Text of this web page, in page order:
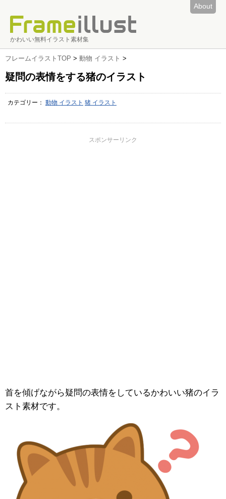
About
かわいい無料イラスト素材集
フレームイラストTOP > 動物 イラスト >
疑問の表情をする猪のイラスト
カテゴリー： 動物 イラスト 猪 イラスト
スポンサーリンク
首を傾げながら疑問の表情をしているかわいい猪のイラ
スト素材です。